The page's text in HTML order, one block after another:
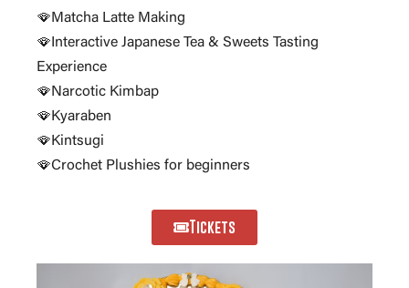
🪭Matcha Latte Making
🪭Interactive Japanese Tea & Sweets Tasting
Experience
🪭Narcotic Kimbap
🪭Kyaraben
🪭Kintsugi
🪭Crochet Plushies for beginners
Tickets